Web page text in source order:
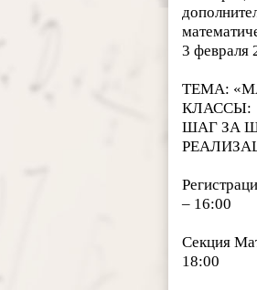
3 февраля
ТЕМА:
КЛАССЫ:
ШАГ ЗА
– 16:00
Секция
18:00